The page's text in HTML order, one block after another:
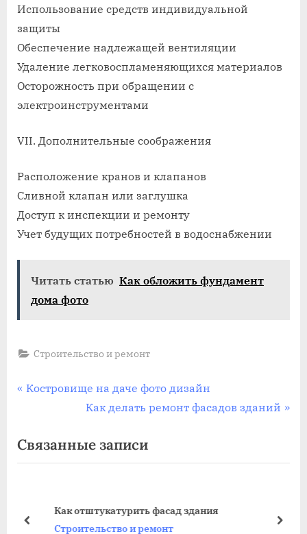
Использование средств индивидуальной
защиты
Обеспечение надлежащей вентиляции
Удаление легковоспламеняющихся материалов
Осторожность при обращении с
электроинструментами
VII. Дополнительные соображения
Расположение кранов и клапанов
Сливной клапан или заглушка
Доступ к инспекции и ремонту
Учет будущих потребностей в водоснабжении
Читать статью Как обложить фундамент
дома фото
Строительство и ремонт
Навигация
записям
П
д
ы
щ
Костровище на даче фото дизайн
С
е
д
Как делать ремонт фасадов зданий
Связанные записи
Как отштукатурить фасад здания
Строительство и ремонт
пред